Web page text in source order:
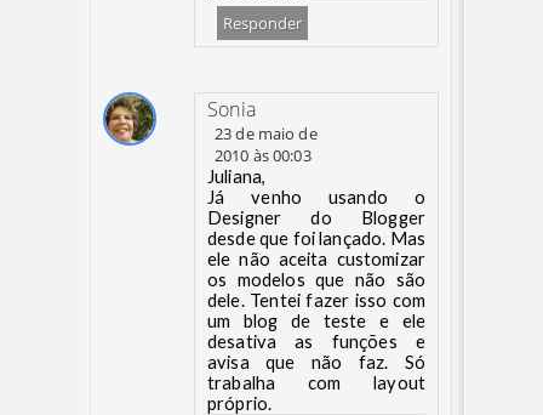
Responder
Sonia
23 de maio de
2010 às 00:03
Juliana,
Já venho usando o
Designer do Blogger
desde que foi lançado. Mas
ele não aceita customizar
os modelos que não são
dele. Tentei fazer isso com
um blog de teste e ele
desativa as funções e
avisa que não faz. Só
trabalha com layout
próprio.